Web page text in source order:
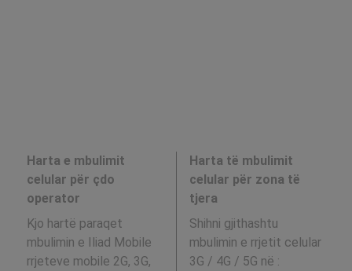
Harta e mbulimit
celular për çdo
operator
Kjo hartë paraqet
mbulimin e Iliad Mobile
rrjeteve mobile 2G, 3G,
Harta të mbulimit
celular për zona të
tjera
Shihni gjithashtu
mbulimin e rrjetit celular
3G / 4G / 5G në :